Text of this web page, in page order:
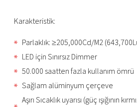
Karakteristik:
Parlaklık: ≥205,000Cd/M2
LED için Sınırsız Dimmer
50.000 saatten fazla kullanım ömrü
Sağlam alüminyum çerçeve
Aşırı Sıcaklık uyarısı (güç ışığının